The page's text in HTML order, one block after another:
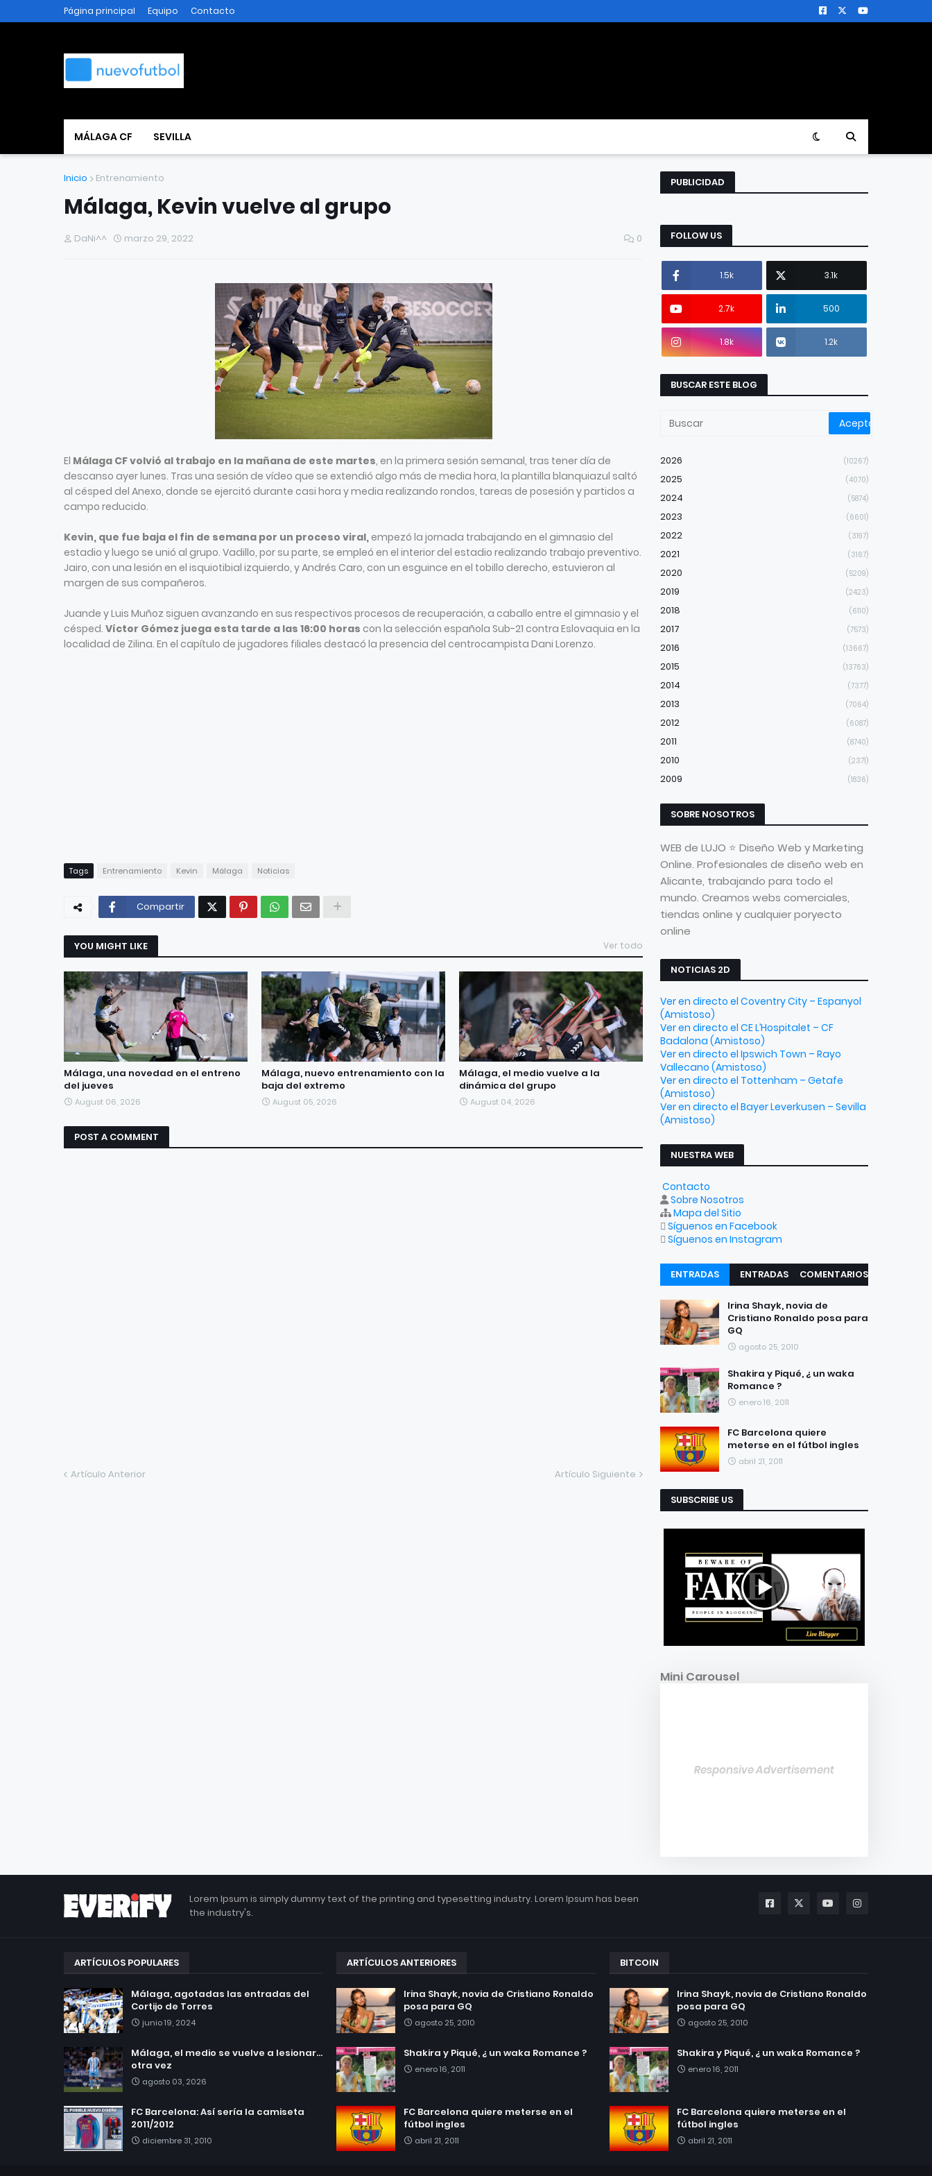
Página principal Equipo Contacto
MÁLAGA CF SEVILLA
Inicio Entrenamiento
Málaga, Kevin vuelve al grupo
DaNi^^ marzo 29, 2022 0
El Málaga CF volvió al trabajo en la mañana de este martes, en la primera sesión semanal, tras tener día de
descanso ayer lunes. Tras una sesión de vídeo que se extendió algo más de media hora, la plantilla blanquiazul saltó
al césped del Anexo, donde se ejercitó durante casi hora y media realizando rondos, tareas de posesión y partidos a
campo reducido.
Kevin, que fue baja el fin de semana por un proceso viral, empezó la jornada trabajando en el gimnasio del
estadio y luego se unió al grupo. Vadillo, por su parte, se empleó en el interior del estadio realizando trabajo preventivo.
Jairo, con una lesión en el isquiotibial izquierdo, y Andrés Caro, con un esguince en el tobillo derecho, estuvieron al
margen de sus compañeros.
Juande y Luis Muñoz siguen avanzando en sus respectivos procesos de recuperación, a caballo entre el gimnasio y el
césped. Víctor Gómez juega esta tarde a las 16:00 horas con la selección española Sub-21 contra Eslovaquia en la
localidad de Zilina. En el capítulo de jugadores filiales destacó la presencia del centrocampista Dani Lorenzo.
Tags Entrenamiento Kevin Málaga Noticias
Compartir
YOU MIGHT LIKE Ver todo
Málaga, una novedad en el entreno
del jueves
August 06, 2026
Málaga, nuevo entrenamiento con la
baja del extremo
August 05, 2026
Málaga, el medio vuelve a la
dinámica del grupo
August 04, 2026
POST A COMMENT
Artículo Anterior Artículo Siguiente
PUBLICIDAD
FOLLOW US
1.5k 3.1k
2.7k 500
1.8k 1.2k
BUSCAR ESTE BLOG
2026 (10267)
2025 (4070)
2024 (5874)
2023 (6601)
2022 (3197)
2021 (3167)
2020 (5209)
2019 (2423)
2018 (6110)
2017 (7573)
2016 (13667)
2015 (13763)
2014 (7377)
2013 (7064)
2012 (6087)
2011 (8740)
2010 (2371)
2009 (1836)
SOBRE NOSOTROS
WEB de LUJO ⭐ Diseño Web y Marketing
Online. Profesionales de diseño web en
Alicante, trabajando para todo el
mundo. Creamos webs comerciales,
tiendas online y cualquier poryecto
online
NOTICIAS 2D
Ver en directo el Coventry City – Espanyol
(Amistoso)
Ver en directo el CE L’Hospitalet – CF
Badalona (Amistoso)
Ver en directo el Ipswich Town – Rayo
Vallecano (Amistoso)
Ver en directo el Tottenham – Getafe
(Amistoso)
Ver en directo el Bayer Leverkusen – Sevilla
(Amistoso)
NUESTRA WEB
Contacto
Sobre Nosotros
Mapa del Sitio
Síguenos en Facebook
Síguenos en Instagram
ENTRADAS
RECIENTES
ENTRADAS
COMENTARIOS
Irina Shayk, novia de
Cristiano Ronaldo posa para
GQ
agosto 25, 2010
Shakira y Piqué, ¿ un waka
Romance ?
enero 16, 2011
FC Barcelona quiere
meterse en el fútbol ingles
abril 21, 2011
SUBSCRIBE US
Mini Carousel
Responsive Advertisement
Lorem Ipsum is simply dummy text of the printing and typesetting industry. Lorem Ipsum has been
the industry's.
ARTÍCULOS POPULARES
Málaga, agotadas las entradas del
Cortijo de Torres
junio 19, 2024
Málaga, el medio se vuelve a lesionar...
otra vez
agosto 03, 2026
FC Barcelona: Así sería la camiseta
2011/2012
diciembre 31, 2010
ARTÍCULOS ANTERIORES
Irina Shayk, novia de Cristiano Ronaldo
posa para GQ
agosto 25, 2010
Shakira y Piqué, ¿ un waka Romance ?
enero 16, 2011
FC Barcelona quiere meterse en el
fútbol ingles
abril 21, 2011
BITCOIN
Irina Shayk, novia de Cristiano Ronaldo
posa para GQ
agosto 25, 2010
Shakira y Piqué, ¿ un waka Romance ?
enero 16, 2011
FC Barcelona quiere meterse en el
fútbol ingles
abril 21, 2011